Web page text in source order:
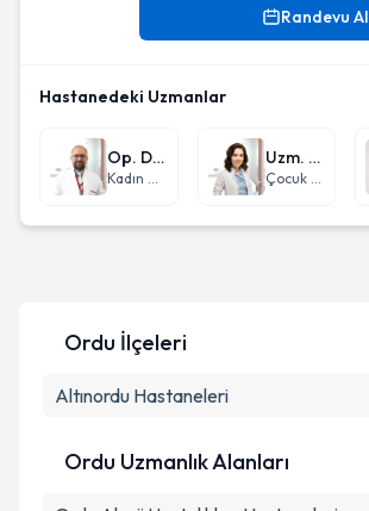
Randevu Al
Hastanedeki Uzmanlar
Op. Dr. Erhan Yavuz
Kadın Hastalıkları ve Doğum
Uzm. Dr. Fatma Beşiroğlu Çetin
Çocuk Sağlığı ve Hastalıkları
Ordu İlçeleri
Altınordu Hastaneleri
Ordu Uzmanlık Alanları